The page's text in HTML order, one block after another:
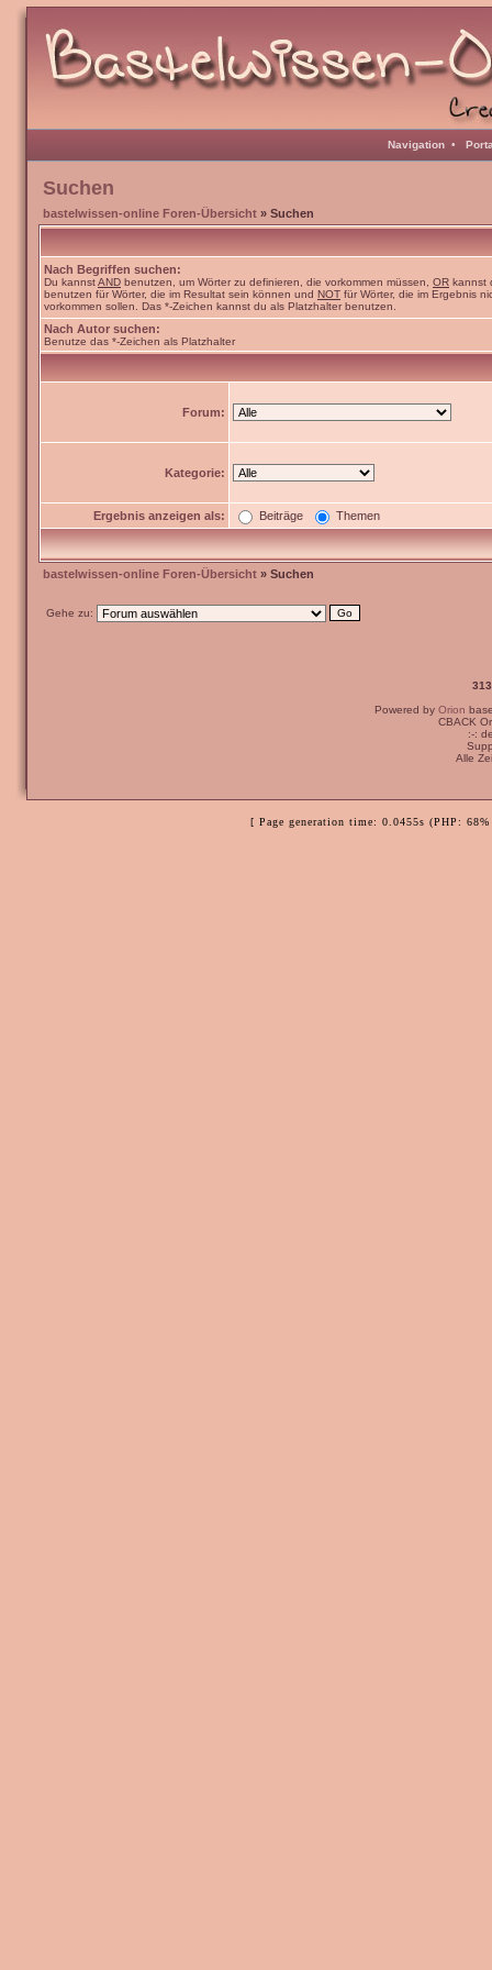
Navigation •
Suchen
bastelwissen-online Foren-Übersicht » Suchen
Nach Begriffen suchen:
Du kannstAND benutzen, um Wörter zu definieren, die vorkommen müssen, OR kannst
benutzen für Wörter, die im Resultat sein können und NOT für Wörter, die im Ergebnis
vorkommen sollen. Das *-Zeichen kannst du als Platzhalter benutzen.
Nach Autor suchen:
Benutze das *-Zeichen als Platzhalter
Forum:
Kategorie:
Ergebnis anzeigen als: Beiträge Themen
bastelwissen-online Foren-Übersicht » Suchen
Gehe zu:
Powered by Orion
CBACK
:-:
Alle
[ Page generation time: 0.0455s (PHP: